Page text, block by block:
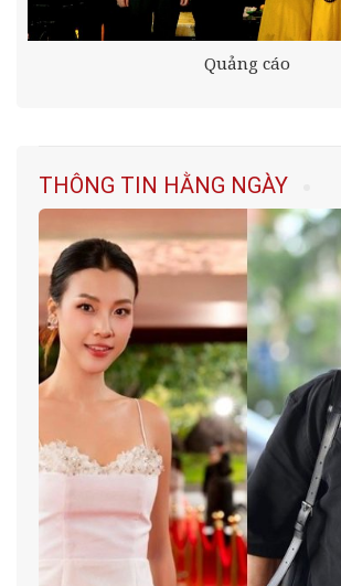
Quảng cáo
THÔNG TIN HẰNG NGÀY